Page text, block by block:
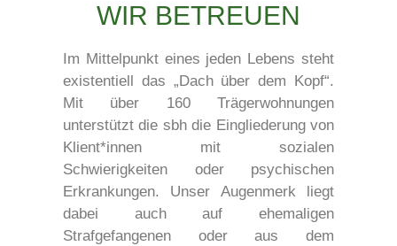
WIR BETREUEN
Im Mittelpunkt eines jeden Lebens steht
existentiell das „Dach über dem Kopf“.
Mit über 160 Trägerwohnungen
unterstützt die sbh die Eingliederung von
Klient*innen mit sozialen
Schwierigkeiten oder psychischen
Erkrankungen. Unser Augenmerk liegt
dabei auch auf ehemaligen
Strafgefangenen oder aus dem